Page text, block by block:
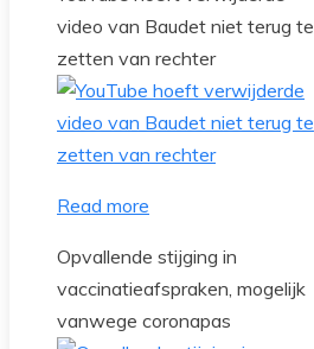
video van Baudet niet terug te
zetten van rechter
Read more
Opvallende stijging in
vaccinatieafspraken, mogelijk
vanwege coronapas